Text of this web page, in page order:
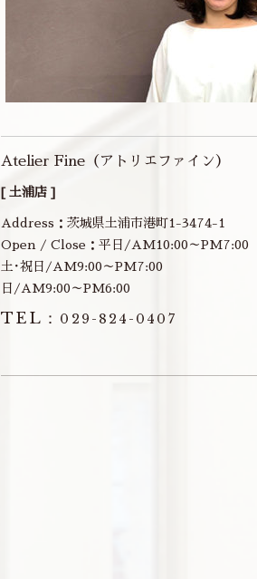
Atelier Fine（アトリエファイン）
[ 土浦店 ]
Address：茨城県土浦市港町1-3474-1
Open / Close：平日/AM10:00～PM7:00
土･祝日/AM9:00～PM7:00
日/AM9:00～PM6:00
TEL： 029-824-0407